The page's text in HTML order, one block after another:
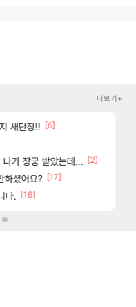
더보기+
새단장!! [6]
가 장궁 받았는데... [2]
하셨어요? [17]
다. [16]
을 [1]
아이템 획득 위치 공략 (89개)
정보 및 주요 필모
예고편 공개 예정
공략 (30개) - 방랑 결투가